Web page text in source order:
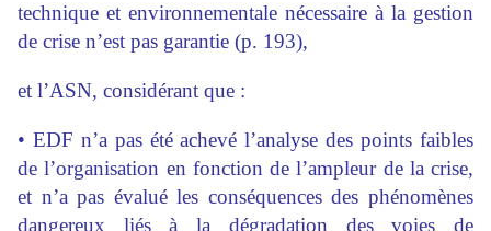
technique et environnementale nécessaire à la gestion
de crise n’est pas garantie (p. 193),
et l’ASN, considérant que :
• EDF n’a pas été achevé l’analyse des points faibles
de l’organisation en fonction de l’ampleur de la crise,
et n’a pas évalué les conséquences des phénomènes
dangereux liés à la dégradation des voies de